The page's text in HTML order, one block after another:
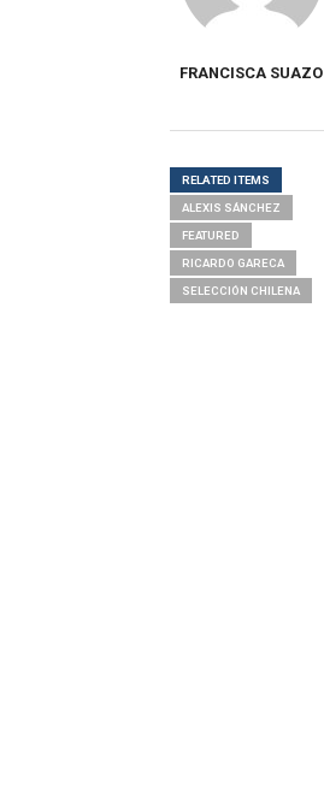
FRANCISCA SUAZO
RELATED ITEMS
ALEXIS SÁNCHEZ
FEATURED
RICARDO GARECA
SELECCIÓN CHILENA